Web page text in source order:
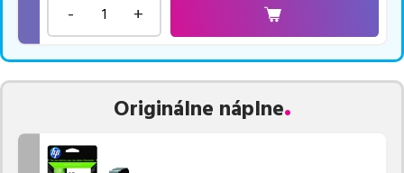
- +
Originálne náplne